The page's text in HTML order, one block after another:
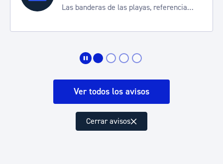
Las banderas de las playas, referencia
Ver todos los avisos
Cerrar avisos